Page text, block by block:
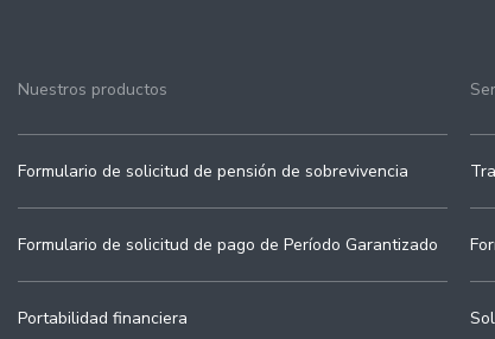
Nuestros productos
Formulario de solicitud de pensión de sobrevivencia
Formulario de solicitud de pago de Período Garantizado
Portabilidad financiera